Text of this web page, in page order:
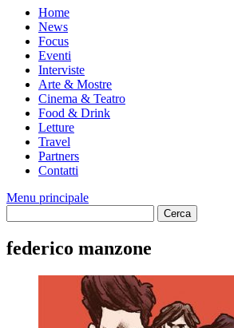
Home
News
Focus
Eventi
Interviste
Arte & Mostre
Cinema & Teatro
Food & Drink
Letture
Travel
Partners
Contatti
Menu principale
federico manzone